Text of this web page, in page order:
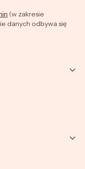
(w zakresie
danych odbywa się